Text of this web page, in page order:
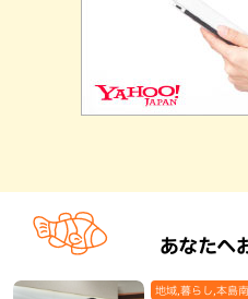
あなたへ
地域,暮らし,本島